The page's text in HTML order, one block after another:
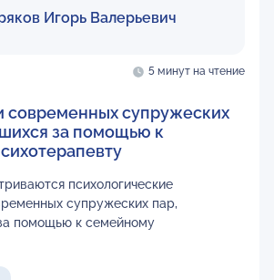
Игорь Валерьевич
5 минут на чтение
современных супружеских
за помощью к
психологические
супружеских пар,
помощью к семейному